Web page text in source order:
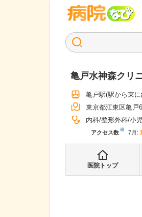
亀戸水神森クリ
亀戸駅(駅から東
東京都江東区亀戸
内科 整形外科 小
アクセス数※ 7月 :
医院トップ